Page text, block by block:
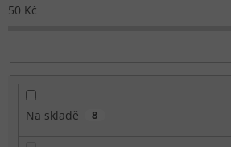
50 Kč
Na skladě 8